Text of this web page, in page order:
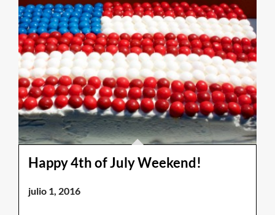
Happy 4th of July Weekend!
julio 1, 2016